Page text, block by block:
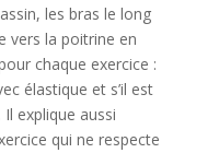
les bras le long
vers la poitrine en
chaque exercice :
élastique et s’il est
explique aussi
qui ne respecte